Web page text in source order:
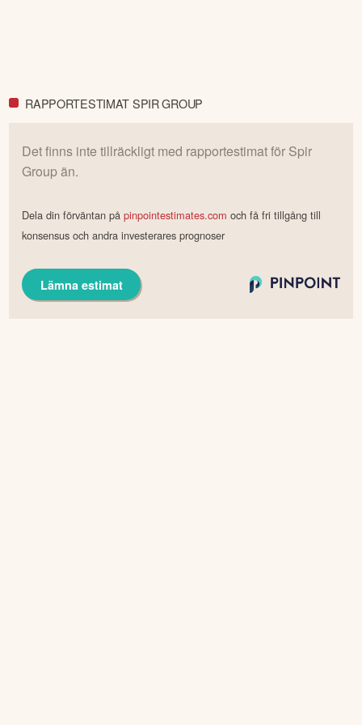
RAPPORTESTIMAT SPIR GROUP
Det finns inte tillräckligt med rapportestimat för Spir
Groupän.
Dela din förväntan påpinpointestimates.com och få fri tillgång till
konsensus och andra investerares prognoser
Lämna estimat